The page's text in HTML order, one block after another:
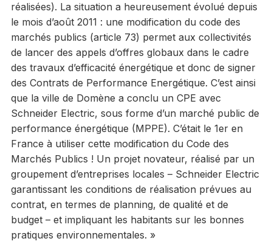
réalisées). La situation a heureusement évolué depuis
le mois d’août 2011 : une modification du code des
marchés publics (article 73) permet aux collectivités
de lancer des appels d’offres globaux dans le cadre
des travaux d’efficacité énergétique et donc de signer
des Contrats de Performance Energétique. C’est ainsi
que la ville de Domène a conclu un CPE avec
Schneider Electric, sous forme d’un marché public de
performance énergétique (MPPE). C’était le 1er en
France à utiliser cette modification du Code des
Marchés Publics ! Un projet novateur, réalisé par un
groupement d’entreprises locales – Schneider Electric
garantissant les conditions de réalisation prévues au
contrat, en termes de planning, de qualité et de
budget – et impliquant les habitants sur les bonnes
pratiques environnementales. »